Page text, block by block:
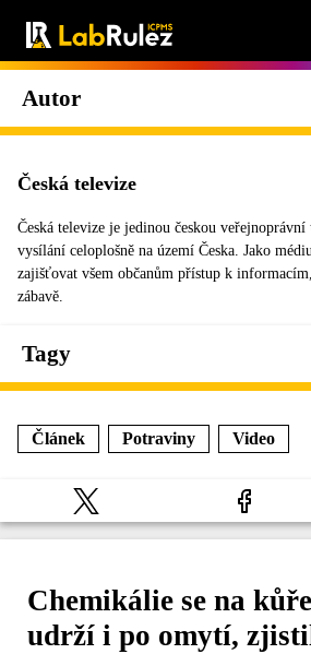
Autor
Česká televize
Česká televize je jedinou českou
vysílání celoplošně na území Česka. Jako
zajišťovat všem občanům přístup k
zábavě.
Tagy
Článek Potraviny Video
Chemikálie se na
udrží i po omytí,